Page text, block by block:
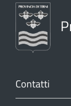
Contatti